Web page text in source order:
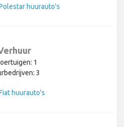
huurauto's
1
3
huurauto's